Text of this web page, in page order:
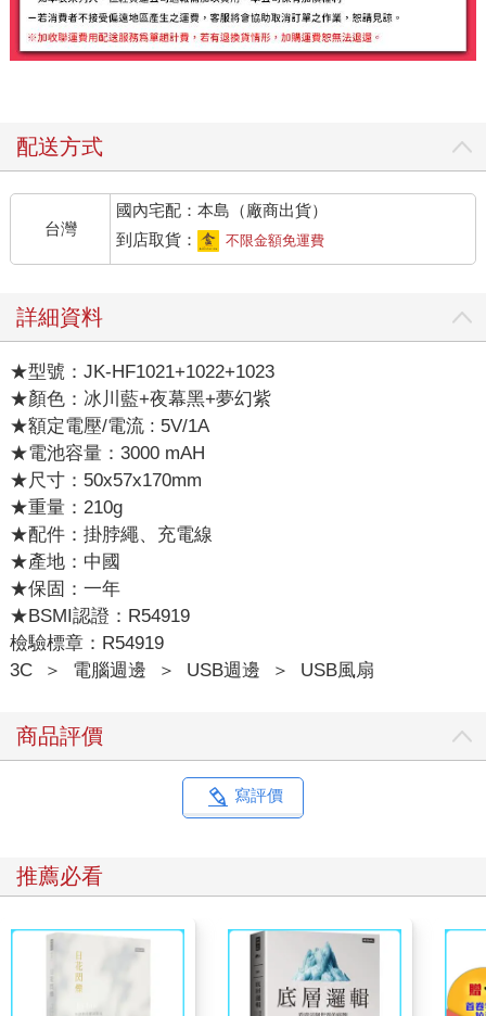
配送方式
台灣
國內宅配：本島（廠商出貨）
到店取貨：
不限金額免運費
詳細資料
★型號：JK-HF1021+1022+1023
★顏色：冰川藍+夜幕黑+夢幻紫
★額定電壓/電流 : 5V/1A
★電池容量：3000 mAH
★尺寸：50x57x170mm
★重量：210g
★配件：掛脖繩、充電線
★產地：中國
★保固：一年
★BSMI認證：R54919
檢驗標章：R54919
3C
＞ 電腦週邊 ＞ USB週邊 ＞ USB風扇
商品評價
寫評價
推薦必看